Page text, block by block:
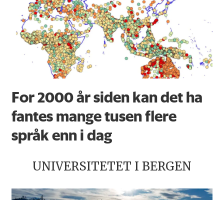
For 2000 år siden kan det ha
fantes mange tusen flere
språk enn i dag
UNIVERSITETET I BERGEN